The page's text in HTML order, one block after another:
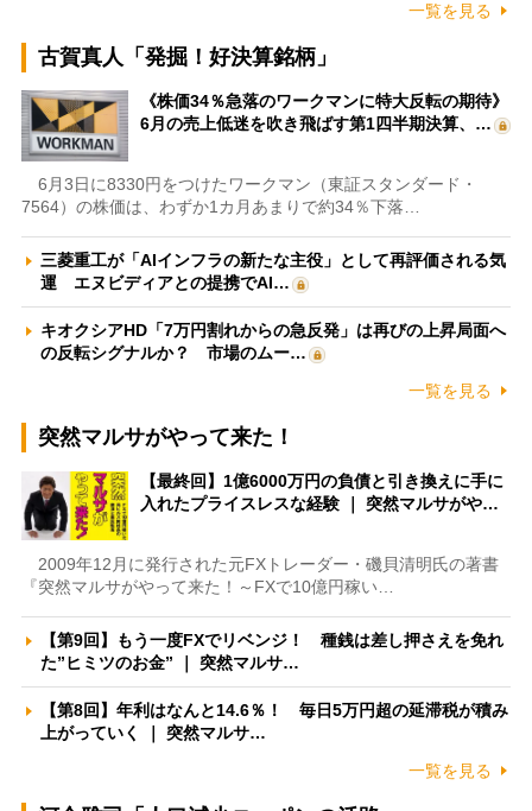
一覧を見る
古賀真人「発掘！好決算銘柄」
《株価34％急落のワークマンに特大反転の期待》
6月の売上低迷を吹き飛ばす第1四半期決算、…
6月3日に8330円をつけたワークマン（東証スタンダード・
7564）の株価は、わずか1カ月あまりで約34％下落…
三菱重工が「AIインフラの新たな主役」として再評価される気
運 エヌビディアとの提携でAI…
キオクシアHD「7万円割れからの急反発」は再びの上昇局面へ
の反転シグナルか？ 市場のムー…
一覧を見る
突然マルサがやって来た！
【最終回】1億6000万円の負債と引き換えに手に
入れたプライスレスな経験 ｜ 突然マルサがや…
2009年12月に発行された元FXトレーダー・磯貝清明氏の著書
『突然マルサがやって来た！～FXで10億円稼い…
【第9回】もう一度FXでリベンジ！ 種銭は差し押さえを免れ
た”ヒミツのお金” ｜ 突然マルサ…
【第8回】年利はなんと14.6％！ 毎日5万円超の延滞税が積み
上がっていく ｜ 突然マルサ…
一覧を見る